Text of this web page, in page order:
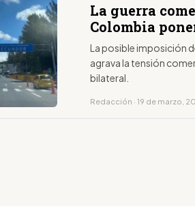
La guerra
Colombia
La posible imposición
agrava la tensión
bilateral.
Redacción · 19 de marzo,